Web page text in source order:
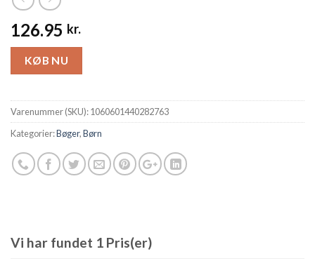
126.95 kr.
KØB NU
Varenummer (SKU):1060601440282763
Kategorier:Bøger,Børn
Vi har fundet 1 Pris(er)